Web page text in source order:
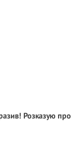
Розказую про